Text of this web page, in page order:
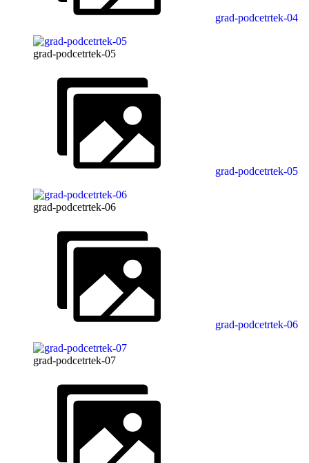
grad-podcetrtek-04
grad-podcetrtek-05
grad-podcetrtek-05
grad-podcetrtek-06
grad-podcetrtek-06
grad-podcetrtek-07